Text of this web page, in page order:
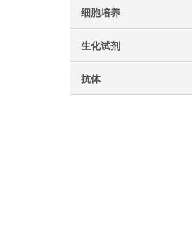
细胞培养
生化试剂
抗体